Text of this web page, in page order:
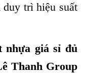
duy trì hiệu suất
nhựa giá sỉ đủ
Thanh Group